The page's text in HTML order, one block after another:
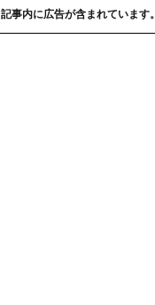
記事内に広告が含まれています。